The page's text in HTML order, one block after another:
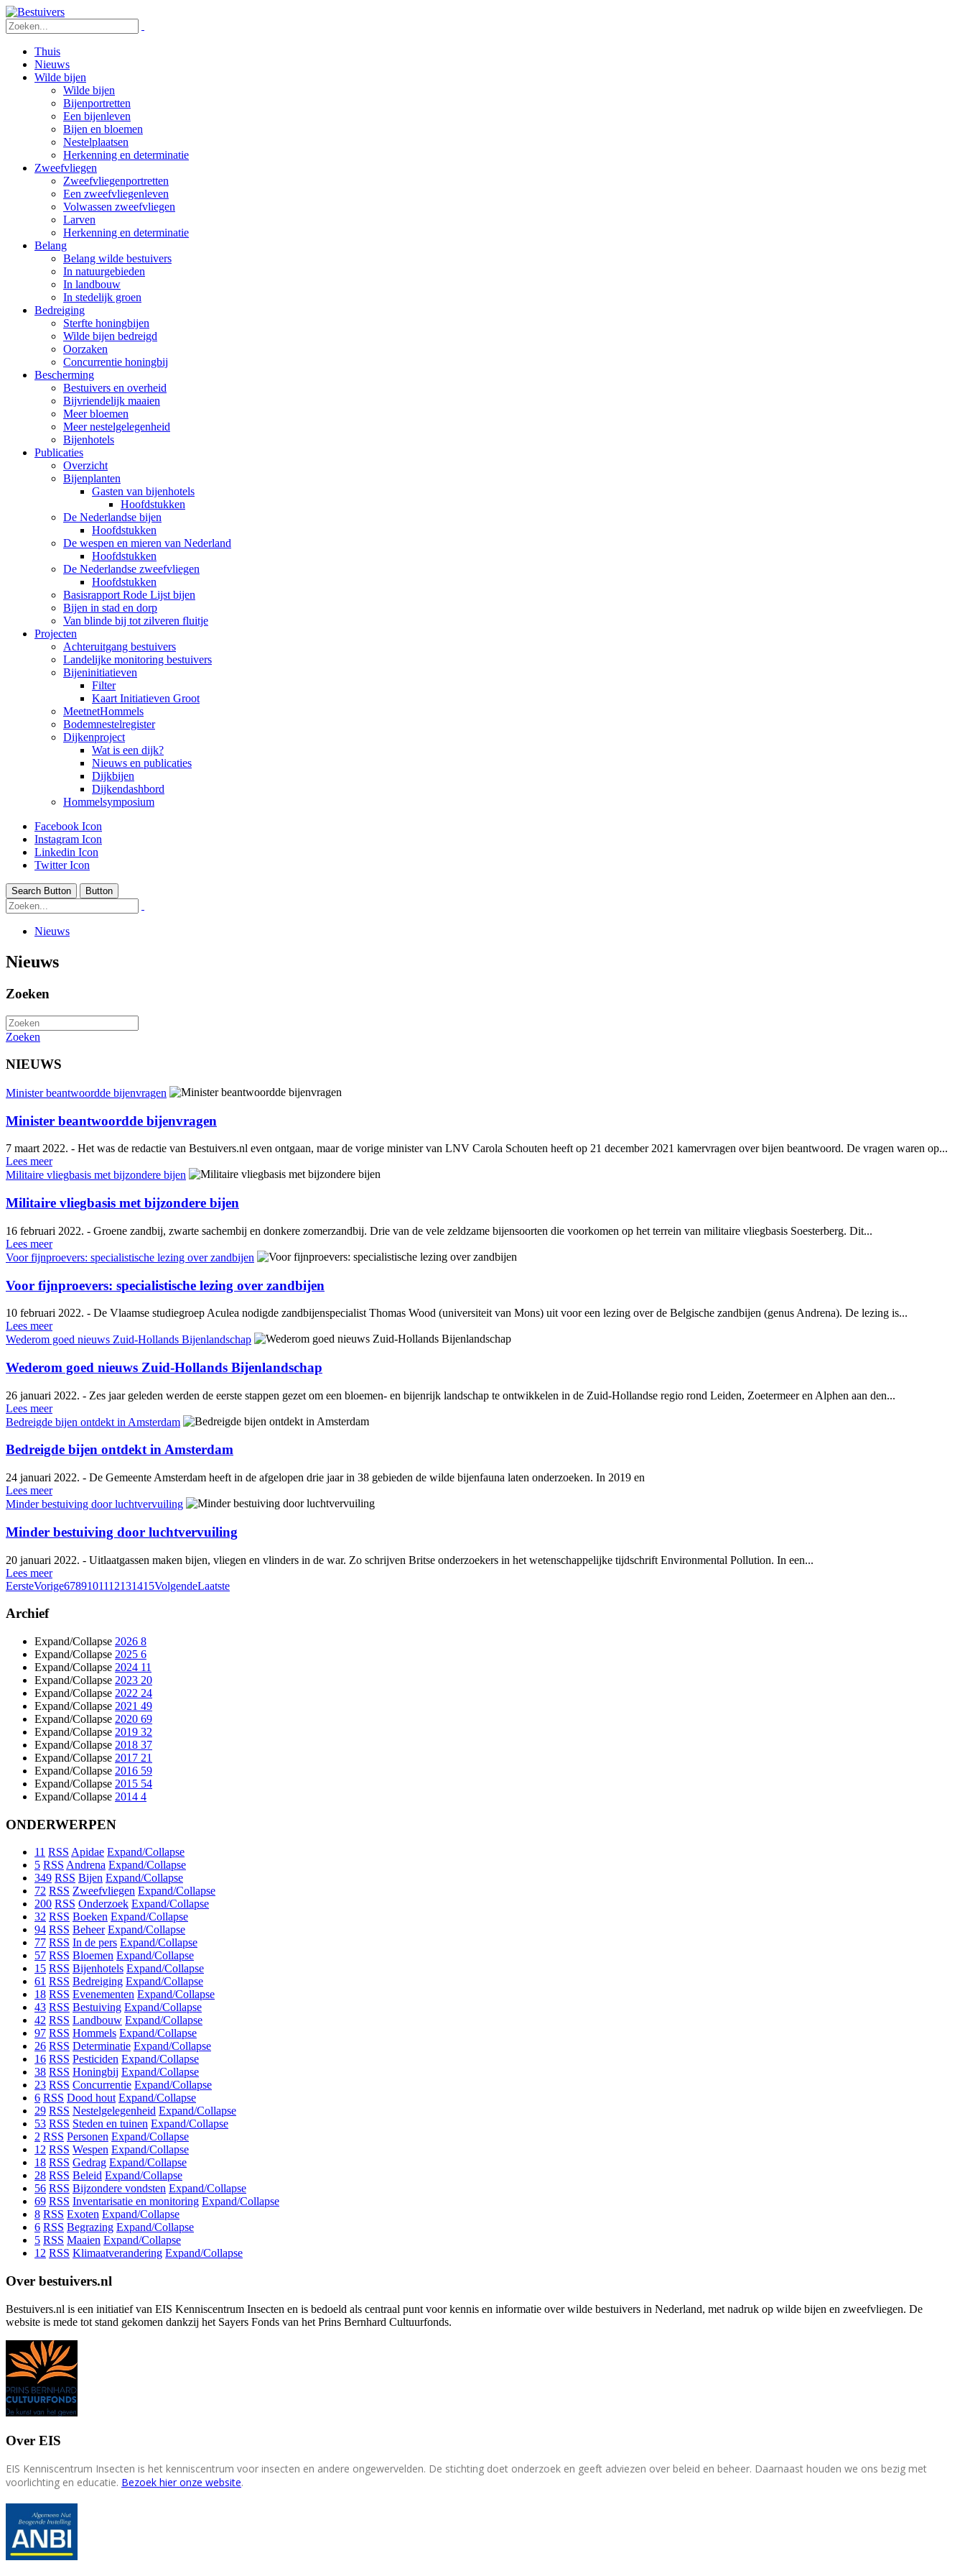
Thuis
Nieuws
Wilde bijen
Wilde bijen
Bijenportretten
Een bijenleven
Bijen en bloemen
Nestelplaatsen
Herkenning en determinatie
Zweefvliegen
Zweefvliegenportretten
Een zweefvliegenleven
Volwassen zweefvliegen
Larven
Herkenning en determinatie
Belang
Belang wilde bestuivers
In natuurgebieden
In landbouw
In stedelijk groen
Bedreiging
Sterfte honingbijen
Wilde bijen bedreigd
Oorzaken
Concurrentie honingbij
Bescherming
Bestuivers en overheid
Bijvriendelijk maaien
Meer bloemen
Meer nestelgelegenheid
Bijenhotels
Publicaties
Overzicht
Bijenplanten
Gasten van bijenhotels
Hoofdstukken
De Nederlandse bijen
Hoofdstukken
De wespen en mieren van Nederland
Hoofdstukken
De Nederlandse zweefvliegen
Hoofdstukken
Basisrapport Rode Lijst bijen
Bijen in stad en dorp
Van blinde bij tot zilveren fluitje
Projecten
Achteruitgang bestuivers
Landelijke monitoring bestuivers
Bijeninitiatieven
Filter
Kaart Initiatieven Groot
MeetnetHommels
Bodemnestelregister
Dijkenproject
Wat is een dijk?
Nieuws en publicaties
Dijkbijen
Dijkendashbord
Hommelsymposium
Facebook Icon
Instagram Icon
Linkedin Icon
Twitter Icon
Search Button Button
Nieuws
Nieuws
Zoeken
Zoeken
NIEUWS
Minister beantwoordde bijenvragen
Minister beantwoordde bijenvragen
7 maart 2022. - Het was de redactie van Bestuivers.nl even ontgaan, maar de vorige minister van LNV Carola Schouten heeft op 21 december 2021 kamervragen over bijen beantwoord. De vragen waren op...
Lees meer
Militaire vliegbasis met bijzondere bijen
Militaire vliegbasis met bijzondere bijen
16 februari 2022. - Groene zandbij, zwarte sachembij en donkere zomerzandbij. Drie van de vele zeldzame bijensoorten die voorkomen op het terrein van militaire vliegbasis Soesterberg. Dit...
Lees meer
Voor fijnproevers: specialistische lezing over zandbijen
Voor fijnproevers: specialistische lezing over zandbijen
10 februari 2022. - De Vlaamse studiegroep Aculea nodigde zandbijenspecialist Thomas Wood (universiteit van Mons) uit voor een lezing over de Belgische zandbijen (genus Andrena). De lezing is...
Lees meer
Wederom goed nieuws Zuid-Hollands Bijenlandschap
Wederom goed nieuws Zuid-Hollands Bijenlandschap
26 januari 2022. - Zes jaar geleden werden de eerste stappen gezet om een bloemen- en bijenrijk landschap te ontwikkelen in de Zuid-Hollandse regio rond Leiden, Zoetermeer en Alphen aan den...
Lees meer
Bedreigde bijen ontdekt in Amsterdam
Bedreigde bijen ontdekt in Amsterdam
24 januari 2022. - De Gemeente Amsterdam heeft in de afgelopen drie jaar in 38 gebieden de wilde bijenfauna laten onderzoeken. In 2019 en
Lees meer
Minder bestuiving door luchtvervuiling
Minder bestuiving door luchtvervuiling
20 januari 2022. - Uitlaatgassen maken bijen, vliegen en vlinders in de war. Zo schrijven Britse onderzoekers in het wetenschappelijke tijdschrift Environmental Pollution. In een...
Lees meer
EersteVorige6789101112131415VolgendeLaatste
Archief
Expand/Collapse 2026 8
Expand/Collapse 2025 6
Expand/Collapse 2024 11
Expand/Collapse 2023 20
Expand/Collapse 2022 24
Expand/Collapse 2021 49
Expand/Collapse 2020 69
Expand/Collapse 2019 32
Expand/Collapse 2018 37
Expand/Collapse 2017 21
Expand/Collapse 2016 59
Expand/Collapse 2015 54
Expand/Collapse 2014 4
ONDERWERPEN
11 RSS Apidae Expand/Collapse
5 RSS Andrena Expand/Collapse
349 RSS Bijen Expand/Collapse
72 RSS Zweefvliegen Expand/Collapse
200 RSS Onderzoek Expand/Collapse
32 RSS Boeken Expand/Collapse
94 RSS Beheer Expand/Collapse
77 RSS In de pers Expand/Collapse
57 RSS Bloemen Expand/Collapse
15 RSS Bijenhotels Expand/Collapse
61 RSS Bedreiging Expand/Collapse
18 RSS Evenementen Expand/Collapse
43 RSS Bestuiving Expand/Collapse
42 RSS Landbouw Expand/Collapse
97 RSS Hommels Expand/Collapse
26 RSS Determinatie Expand/Collapse
16 RSS Pesticiden Expand/Collapse
38 RSS Honingbij Expand/Collapse
23 RSS Concurrentie Expand/Collapse
6 RSS Dood hout Expand/Collapse
29 RSS Nestelgelegenheid Expand/Collapse
53 RSS Steden en tuinen Expand/Collapse
2 RSS Personen Expand/Collapse
12 RSS Wespen Expand/Collapse
18 RSS Gedrag Expand/Collapse
28 RSS Beleid Expand/Collapse
56 RSS Bijzondere vondsten Expand/Collapse
69 RSS Inventarisatie en monitoring Expand/Collapse
8 RSS Exoten Expand/Collapse
6 RSS Begrazing Expand/Collapse
5 RSS Maaien Expand/Collapse
12 RSS Klimaatverandering Expand/Collapse
Over bestuivers.nl
Bestuivers.nl is een initiatief van EIS Kenniscentrum Insecten en is bedoeld als centraal punt voor kennis en informatie over wilde bestuivers in Nederland, met nadruk op wilde bijen en zweefvliegen. De
website is mede tot stand gekomen dankzij het Sayers Fonds van het Prins Bernhard Cultuurfonds.
Over EIS
EIS Kenniscentrum Insecten is het kenniscentrum voor insecten en andere ongewervelden. De stichting doet onderzoek en geeft adviezen over beleid en beheer. Daarnaast houden we ons bezig met
voorlichting en educatie. Bezoek hier onze website.